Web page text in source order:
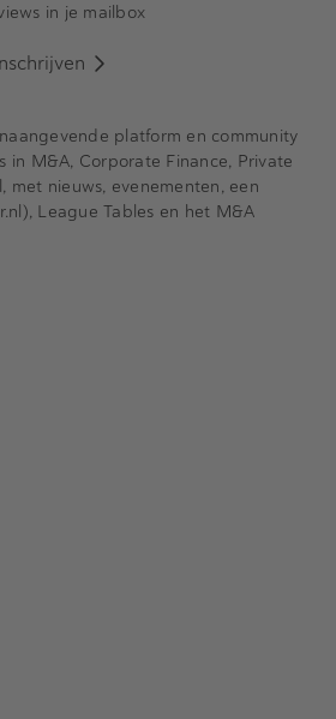
in je mailbox
platform en community
in M&A, Corporate Finance, Private
met nieuws, evenementen, een
League Tables en het M&A